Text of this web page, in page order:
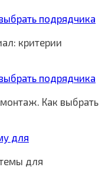
подрядчика
критерии
подрядчика
Как выбрать
для
для